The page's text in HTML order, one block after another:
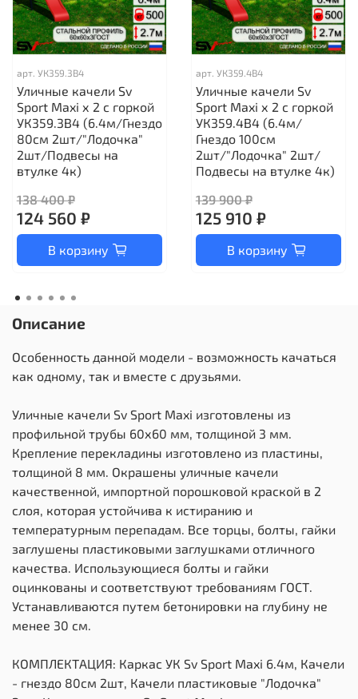
арт. УК359.3В4
Уличные качели Sv
Sport Maxi х 2 с горкой
УК359.3В4 (6.4м/Гнездо
80см 2шт/"Лодочка"
2шт/Подвесы на
втулке 4к)
138 400 ₽
124 560 ₽
В корзину
арт. УК359.4В4
Уличные качели Sv
Sport Maxi х 2 с горкой
УК359.4В4 (6.4м/
Гнездо 100см
2шт/"Лодочка" 2шт/
Подвесы на втулке 4к)
139 900 ₽
125 910 ₽
В корзину
Описание
Особенность данной модели - возможность качаться
как одному, так и вместе с друзьями.
Уличные качели Sv Sport Maxi изготовлены из
профильной трубы 60х60 мм, толщиной 3 мм.
Крепление перекладины изготовлено из пластины,
толщиной 8 мм. Окрашены уличные качели
качественной, импортной порошковой краской в 2
слоя, которая устойчива к истиранию и
температурным перепадам. Все торцы, болты, гайки
заглушены пластиковыми заглушками отличного
качества. Использующиеся болты и гайки
оцинкованы и соответствуют требованиям ГОСТ.
Устанавливаются путем бетонировки на глубину не
менее 30 см.
КОМПЛЕКТАЦИЯ: Каркас УК Sv Sport Maxi 6.4м, Качели
- гнездо 80см 2шт, Качели пластиковые "Лодочка"